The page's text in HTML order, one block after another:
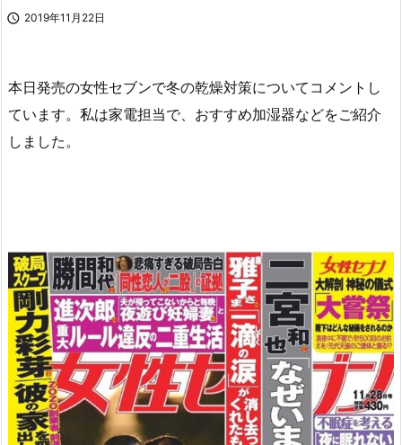
 2019年11月22日
本日発売の女性セブンで冬の乾燥対策についてコメントし
ています。私は家電担当で、おすすめ加湿器などをご紹介
しました。